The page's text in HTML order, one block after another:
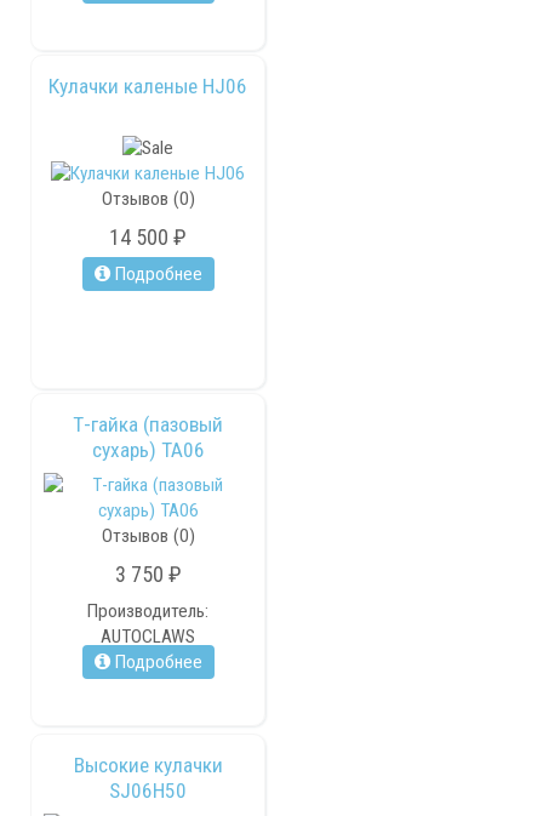
Кулачки каленые HJ06
Отзывов (0)
14 500 ₽
Подробнее
Т-гайка (пазовый
сухарь) TA06
Отзывов (0)
3 750 ₽
Производитель:
AUTOCLAWS
Подробнее
Высокие кулачки
SJ06H50